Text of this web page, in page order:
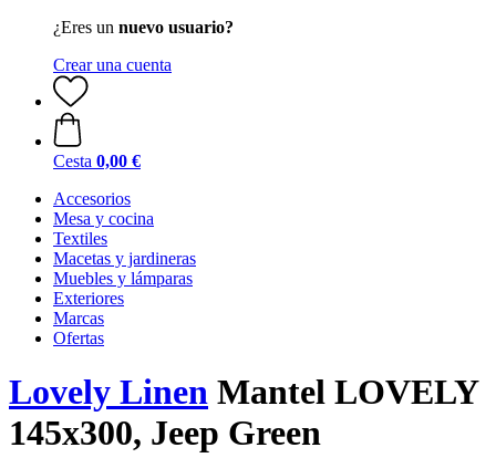
¿Eres un nuevo usuario?
Crear una cuenta
Cesta 0,00 €
Accesorios
Mesa y cocina
Textiles
Macetas y jardineras
Muebles y lámparas
Exteriores
Marcas
Ofertas
Lovely Linen Mantel LOVELY
145x300, Jeep Green